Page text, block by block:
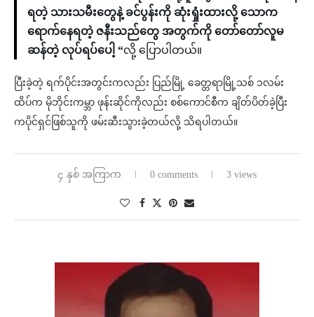
ရတဲ့ သားသမီးတွေနဲ့ ခင်ပွန်းကို ဆုံးရှုံးထားလို့ သောက
ရောက်နေရတဲ့ ဇနီးသည်တွေ အတွက်ကို တော်တော်လူမ
ဆန်တဲ့ လုပ်ရပ်ပေါ့ “လို့ ပြောပါတယ်။
ပြီးခဲ့တဲ့ ရက်ပိုင်းအတွင်းကလည်း ပြည်မြို့ ခေတ္တရာမြို့သစ် ၁လမ်း
ထိပ်က မိုဘိုင်းကမ္ဘာ ဖုန်းဆိုင်ကိုလည်း စစ်ကောင်စီက ချိတ်ပိတ်ခဲ့ပြီး
ကပိုင်ရှင်ဖြစ်သူကို ဖမ်းဆီးသွားခဲ့တယ်လို့ သိရပါတယ်။
၄ နှစ် အကြာက 0 comments 3 views